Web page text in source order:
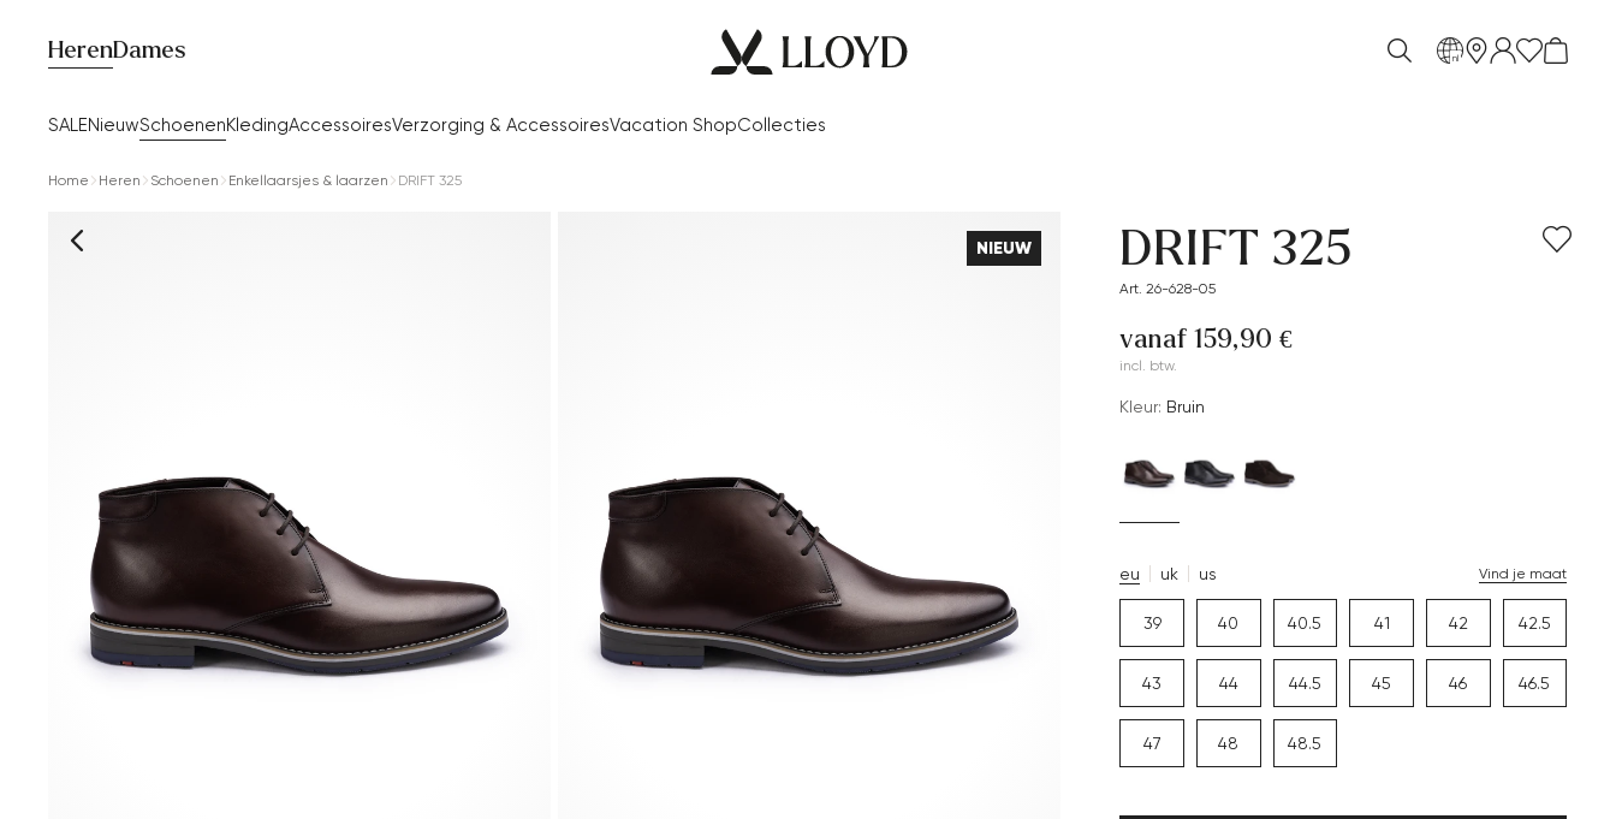
Heren
SALENieuwSchoenenKledingAccessoiresVerzorging & AccessoiresVacation ShopCollecties
Dames nl
Home Heren Schoenen Enkellaarsjes & laarzen DRIFT 325
NIEUW DRIFT 325
Art. 26-628-05
vanaf 159,90 €
incl. btw.
Kleur: Bruin
eu uk us Vind je maat
39 40 40.5 41 42 42.5
43 44 44.5 45 46 46.5
47 48 48.5